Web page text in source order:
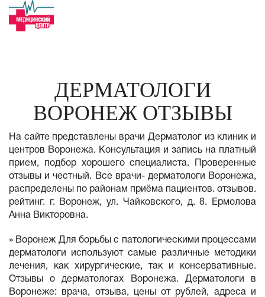
ДЕРМАТОЛОГИ
ВОРОНЕЖ ОТЗЫВЫ
На сайте представлены врачи Дерматолог из клиник и
центров Воронежа. Консультация и запись на платный
прием, подбор хорошего специалиста. Проверенные
отзывы и честный. Все врачи- дерматологи Воронежа,
распределены по районам приёма пациентов. отзывов.
рейтинг. г. Воронеж, ул. Чайковского, д. 8. Ермолова
Анна Викторовна.
» Воронеж Для борьбы с патологическими процессами
дерматологи используют самые различные методики
лечения, как хирургические, так и консервативные.
Отзывы о дерматологах Воронежа. Дерматологи в
Воронеже: врача, отзыва, цены от рублей, адреса и